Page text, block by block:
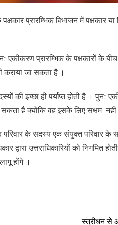
प्रारम्भिक विभाजन में
प्रारम्भिक के पक्षकारों के बीच
जा सकता है ।
इच्छा ही पर्याप्त होती है । पुनः
सकता है क्योंकि वह इसके लिए सक्षम
के सदस्य एक संयुक्त परिवार के
उत्तराधिकारियों को निगमित
होंगे ।
स्त्रीधन से